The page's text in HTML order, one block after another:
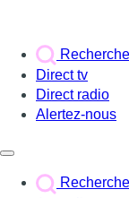
Direct tv
Direct radio
Alertez-nous